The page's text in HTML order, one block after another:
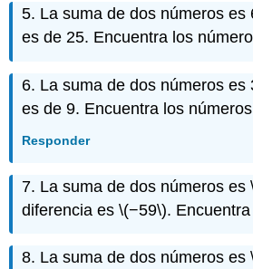
5. La suma de dos números es
es de 25. Encuentra los
6. La suma de dos números es
es de 9. Encuentra los
Responder
7. La suma de dos números es
diferencia es\(−59\).
8. La suma de dos números es